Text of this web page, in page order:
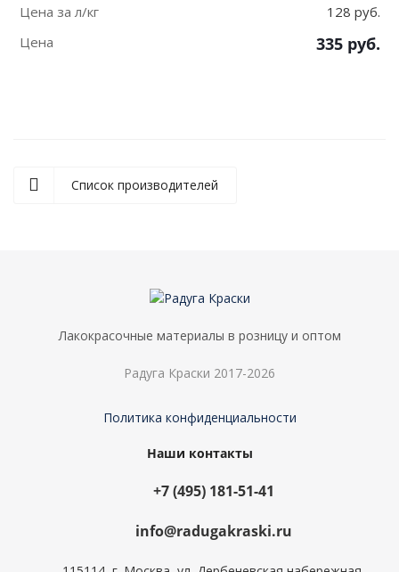
Цена за л/кг
128 руб.
Цена
335 руб.
Список производителей
Лакокрасочные материалы в розницу и оптом
Радуга Краски 2017-2026
Политика конфиденциальности
Наши контакты
+7 (495) 181-51-41
info@radugakraski.ru